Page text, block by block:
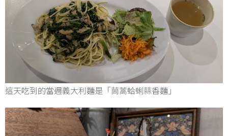
這天吃到的當週義大利麵是「茼蒿蛤蜊蒜香麵」